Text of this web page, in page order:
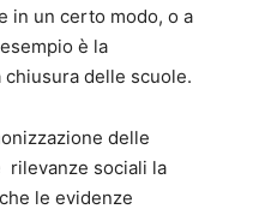
in un certo modo, o a
è la
delle scuole.
delle
rilevanze sociali la
le evidenze